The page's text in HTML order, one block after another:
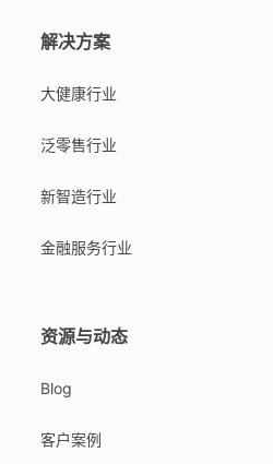
解决方案
大健康行业
泛零售行业
新智造行业
金融服务行业
资源与动态
Blog
客户案例